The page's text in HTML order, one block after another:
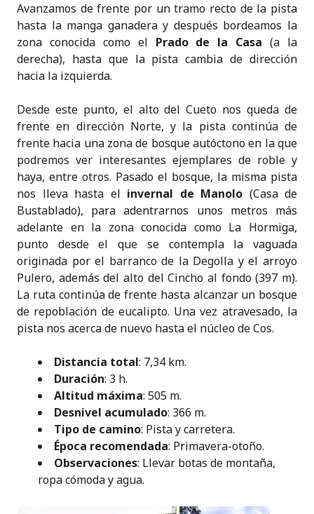
Avanzamos de frente por un tramo recto de la pista
hasta la manga ganadera y después bordeamos la
zona conocida como el Prado de la Casa(a la
derecha), hasta que la pista cambia de dirección
hacia la izquierda.
Desde este punto, el alto del Cueto nos queda de
frente en dirección Norte, y la pista continúa de
frente hacia una zona de bosque autóctono en la que
podremos ver interesantes ejemplares de roble y
haya, entre otros. Pasado el bosque, la misma pista
nos lleva hasta el invernal de Manolo (Casa de
Bustablado), para adentrarnos unos metros más
adelante en la zona conocida como La Hormiga,
punto desde el que se contempla la vaguada
originada por el barranco de la Degolla y el arroyo
Pulero, además del alto del Cincho al fondo (397 m).
La ruta continúa de frente hasta alcanzar un bosque
de repoblación de eucalipto. Una vez atravesado, la
pista nos acerca de nuevo hasta el núcleo de Cos.
Distancia total: 7,34 km.
Duración: 3 h.
Altitud máxima: 505 m.
Desnivel acumulado: 366 m.
Tipo de camino: Pista y carretera.
Época recomendada: Primavera-otoño.
Observaciones: Llevar botas de montaña,
ropa cómoda y agua.